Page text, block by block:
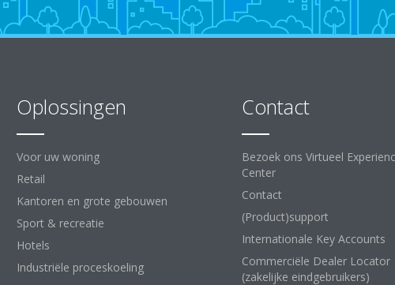
Oplossingen
Voor uw woning
Retail
Kantoren en grote gebouwen
Sport & recreatie
Hotels
Industriële proceskoeling
Contact
Bezoek ons Virtueel
Center
Contact
(Product)support
Internationale Key Accounts
Commerciële Dealer Locator
(zakelijke eindgebruikers)